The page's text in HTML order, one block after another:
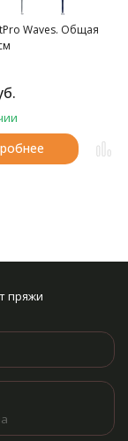
Waves. Общая
пряжи